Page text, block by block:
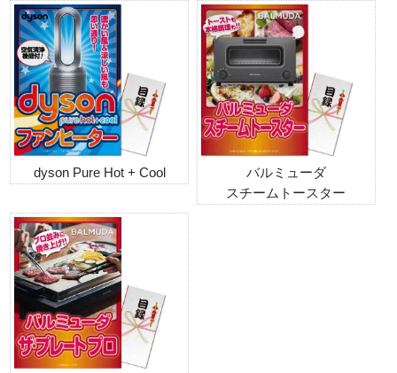
dyson Pure Hot + Cool
バルミューダ
スチームトースター